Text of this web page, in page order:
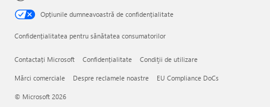
Opțiunile dumneavoastră de confidențialitate
Confidențialitatea pentru sănătatea consumatorilor
Contactați Microsoft Confidențialitate Condiţii de utilizare
Mărci comerciale Despre reclamele noastre EU Compliance DoCs
© Microsoft 2026